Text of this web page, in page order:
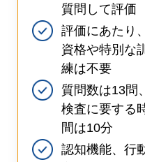
質問して評価
評価にあたり、
資格や特別な訓
練は不要
質問数は13問、
検査に要する
間は10分
認知機能、行